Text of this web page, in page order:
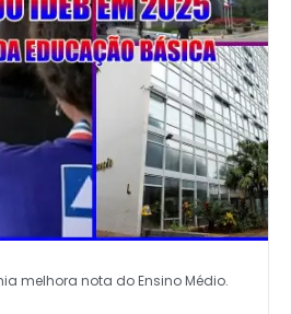
melhora nota do Ensino Médio.